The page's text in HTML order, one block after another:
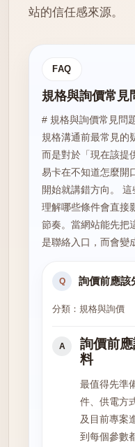
站的信任感來源。
FAQ
規格與詢價常見
# 規格與詢價常見問
規格溝通前最常見的
而是對於「現在該提
易卡在不知道怎麼開
開始就講錯方向。
理解哪些條件會直接
節奏。當網站能先把
是聯絡入口，而會變
Q 詢價前應該
分類：規格與詢價
A
詢價前
料
最值得先準
件、供電方
及目前專案
到每個參數